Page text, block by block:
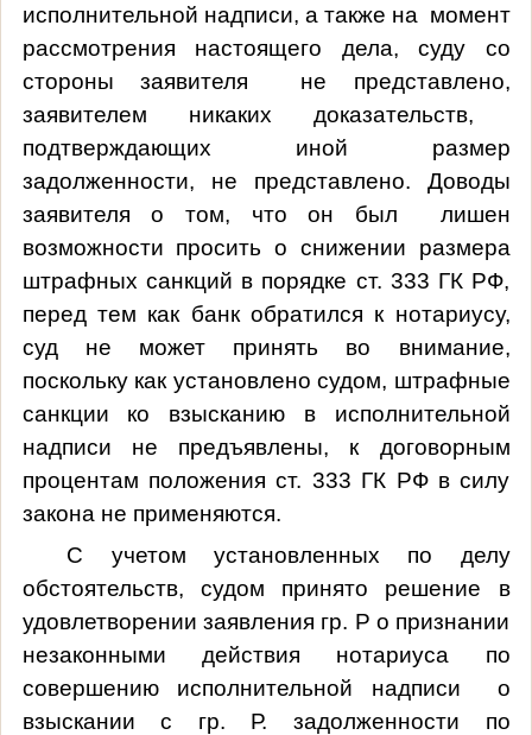
исполнительной надписи, а также на момент
рассмотрения настоящего дела, суду со
стороны заявителя не представлено,
заявителем никаких доказательств,
подтверждающих иной размер
задолженности, не представлено. Доводы
заявителя о том, что он был лишен
возможности просить о снижении размера
штрафных санкций в порядке ст. 333 ГК РФ,
перед тем как банк обратился к нотариусу,
суд не может принять во внимание,
поскольку как установлено судом, штрафные
санкции ко взысканию в исполнительной
надписи не предъявлены, к договорным
процентам положения ст. 333 ГК РФ в силу
закона не применяются.
С учетом установленных по делу
обстоятельств, судом принято решение в
удовлетворении заявления гр. Р о признании
незаконными действия нотариуса по
совершению исполнительной надписи о
взыскании с гр. Р. задолженности по